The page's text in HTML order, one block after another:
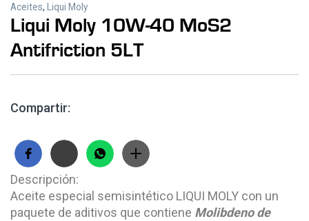
Aceites, Liqui Moly
Liqui Moly 10W-40 MoS2
Antifriction 5LT
Compartir:
Descripción:
Aceite especial semisintético LIQUI MOLY con un
paquete de aditivos que contiene Molibdeno de